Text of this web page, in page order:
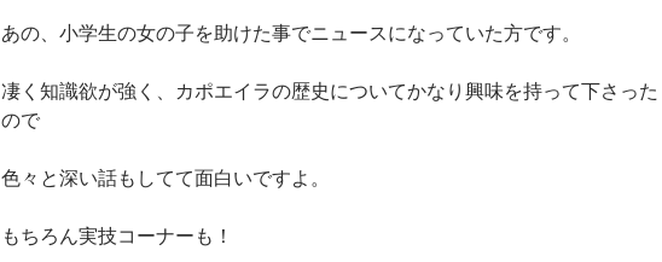
あの、小学生の女の子を助けた事でニュースになっていた方です。
凄く知識欲が強く、カポエイラの歴史についてかなり興味を持って下さった
ので
色々と深い話もしてて面白いですよ。
もちろん実技コーナーも！